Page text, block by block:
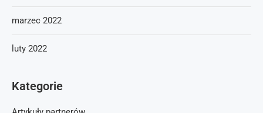
marzec 2022
luty 2022
Kategorie